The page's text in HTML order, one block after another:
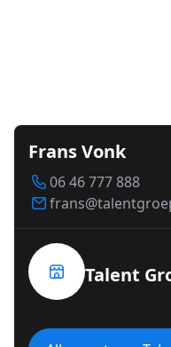
Frans Vonk
06 46 777 888
Talent